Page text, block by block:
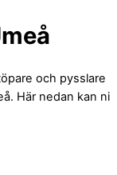
och pysslare
Här nedan kan ni